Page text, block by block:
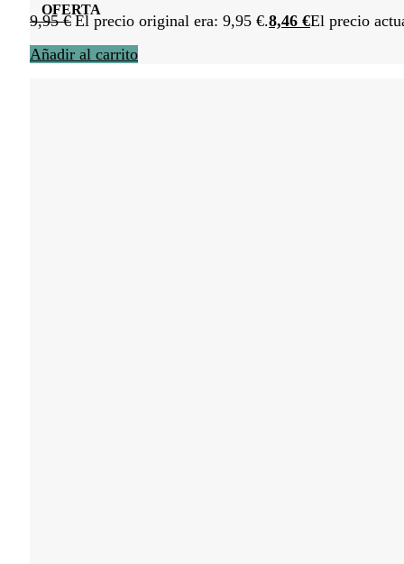
OFERTA
9,95€ El precio original era: 9,95 €.8,46 €El precio
Añadir al carrito